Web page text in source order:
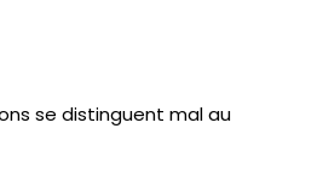
se distinguent mal au